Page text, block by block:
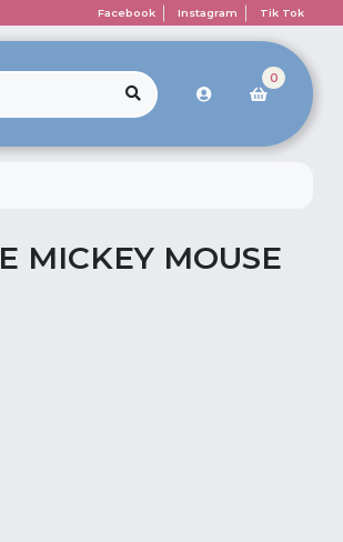
Facebook Instagram Tik Tok
0
MICKEY MOUSE